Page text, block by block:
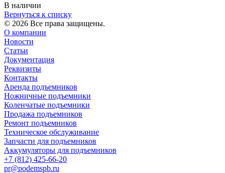
В наличии
Вернуться к списку
© 2026 Все права защищены.
О компании
Новости
Статьи
Документация
Реквизиты
Контакты
Аренда подъемников
Ножничные подъемники
Коленчатые подъемники
Продажа подъемников
Ремонт подъемников
Техническое обслуживание
Запчасти для подъемников
Аккумуляторы для подъемников
+7 (812) 425-66-20
pr@podemspb.ru